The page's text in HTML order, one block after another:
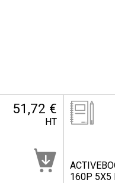
51,72 €
HT
160P 5X5